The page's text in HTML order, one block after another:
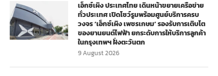
เอ็กซ์เผิง ประเทศไทย เดินหน้าขยายเครือข่าย
ทั่วประเทศ เปิดโชว์รูมพร้อมศูนย์บริการครบ
วงจร ‘เอ็กซ์เผิง เพชรเกษม’ รองรับการเติบโต
ของยานยนต์ไฟฟ้า ยกระดับการให้บริการลูกค้า
ในกรุงเทพฯ ฝั่งตะวันตก
9 August 2026